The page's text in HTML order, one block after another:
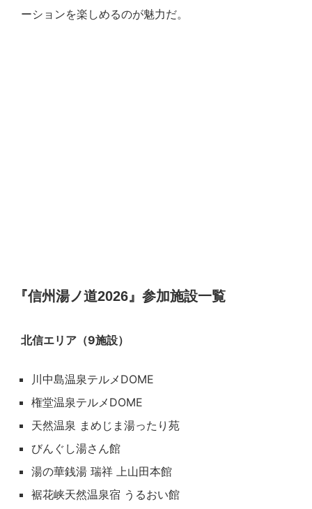
ーションを楽しめるのが魅力だ。
『信州湯ノ道2026』参加施設一覧
北信エリア（9施設）
川中島温泉テルメDOME
権堂温泉テルメDOME
天然温泉 まめじま湯ったり苑
びんぐし湯さん館
湯の華銭湯 瑞祥 上山田本館
裾花峡天然温泉宿 うるおい館